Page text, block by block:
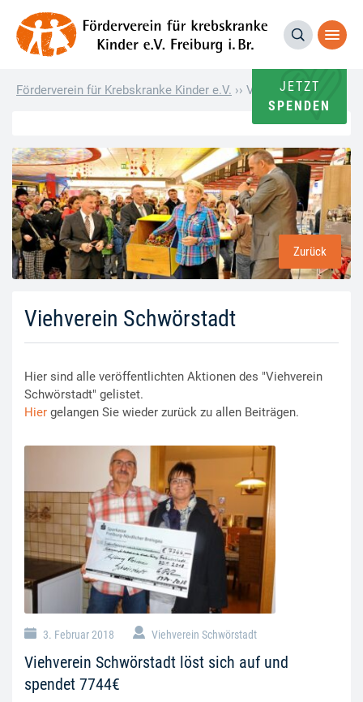
JETZT
SPENDEN
Förderverein für Krebskranke Kinder e.V. ›› Viehverein
Viehverein Schwörstadt
Zurück
Hier sind alle veröffentlichten Aktionen des "Viehverein
Schwörstadt" gelistet.
Hier gelangen Sie wieder zurück zu allen Beiträgen.
3. Februar 2018 Viehverein Schwörstadt
Viehverein Schwörstadt löst sich auf und
spendet 7744€